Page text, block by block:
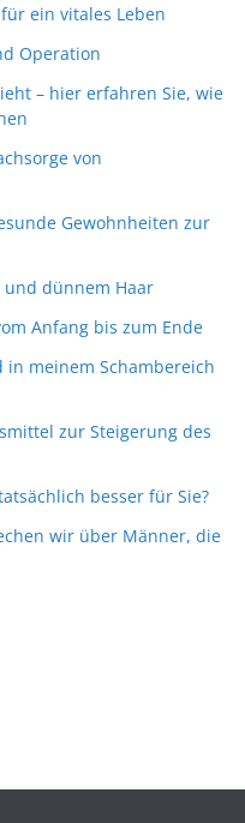
ein vitales Leben
Operation
– hier erfahren Sie, wie
von
Gewohnheiten zur
und dünnem Haar
Anfang bis zum Ende
in meinem Schambereich
zur Steigerung des
besser für Sie?
wir über Männer, die